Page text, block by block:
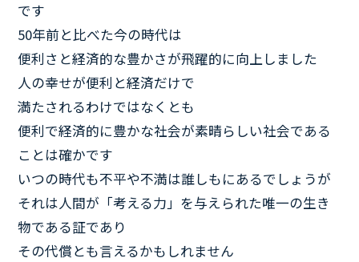
です
50年前と比べた今の時代は
便利さと経済的な豊かさが飛躍的に向上しました
人の幸せが便利と経済だけで
満たされるわけではなくとも
便利で経済的に豊かな社会が素晴らしい社会である
ことは確かです
いつの時代も不平や不満は誰しもにあるでしょうが
それは人間が「考える力」を与えられた唯一の生き
物である証であり
その代償とも言えるかもしれません